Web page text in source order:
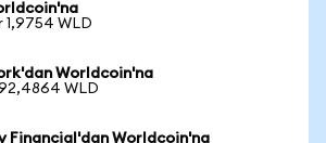
1,9754 WLD
Worldcoin'na
WLD
Financial'dan Worldcoin'na